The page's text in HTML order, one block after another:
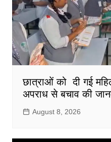
छात्राओं को दी गई
अपराध से बचाव की
August 8, 2026